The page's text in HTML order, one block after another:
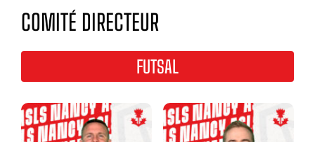
COMITÉ DIRECTEUR
FUTSAL